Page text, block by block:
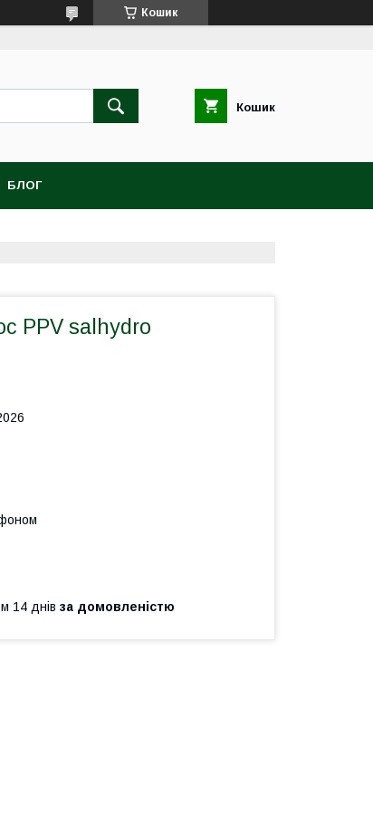
Кошик
Кошик
БЛОГ
PPV salhydro
14 днів за домовленістю